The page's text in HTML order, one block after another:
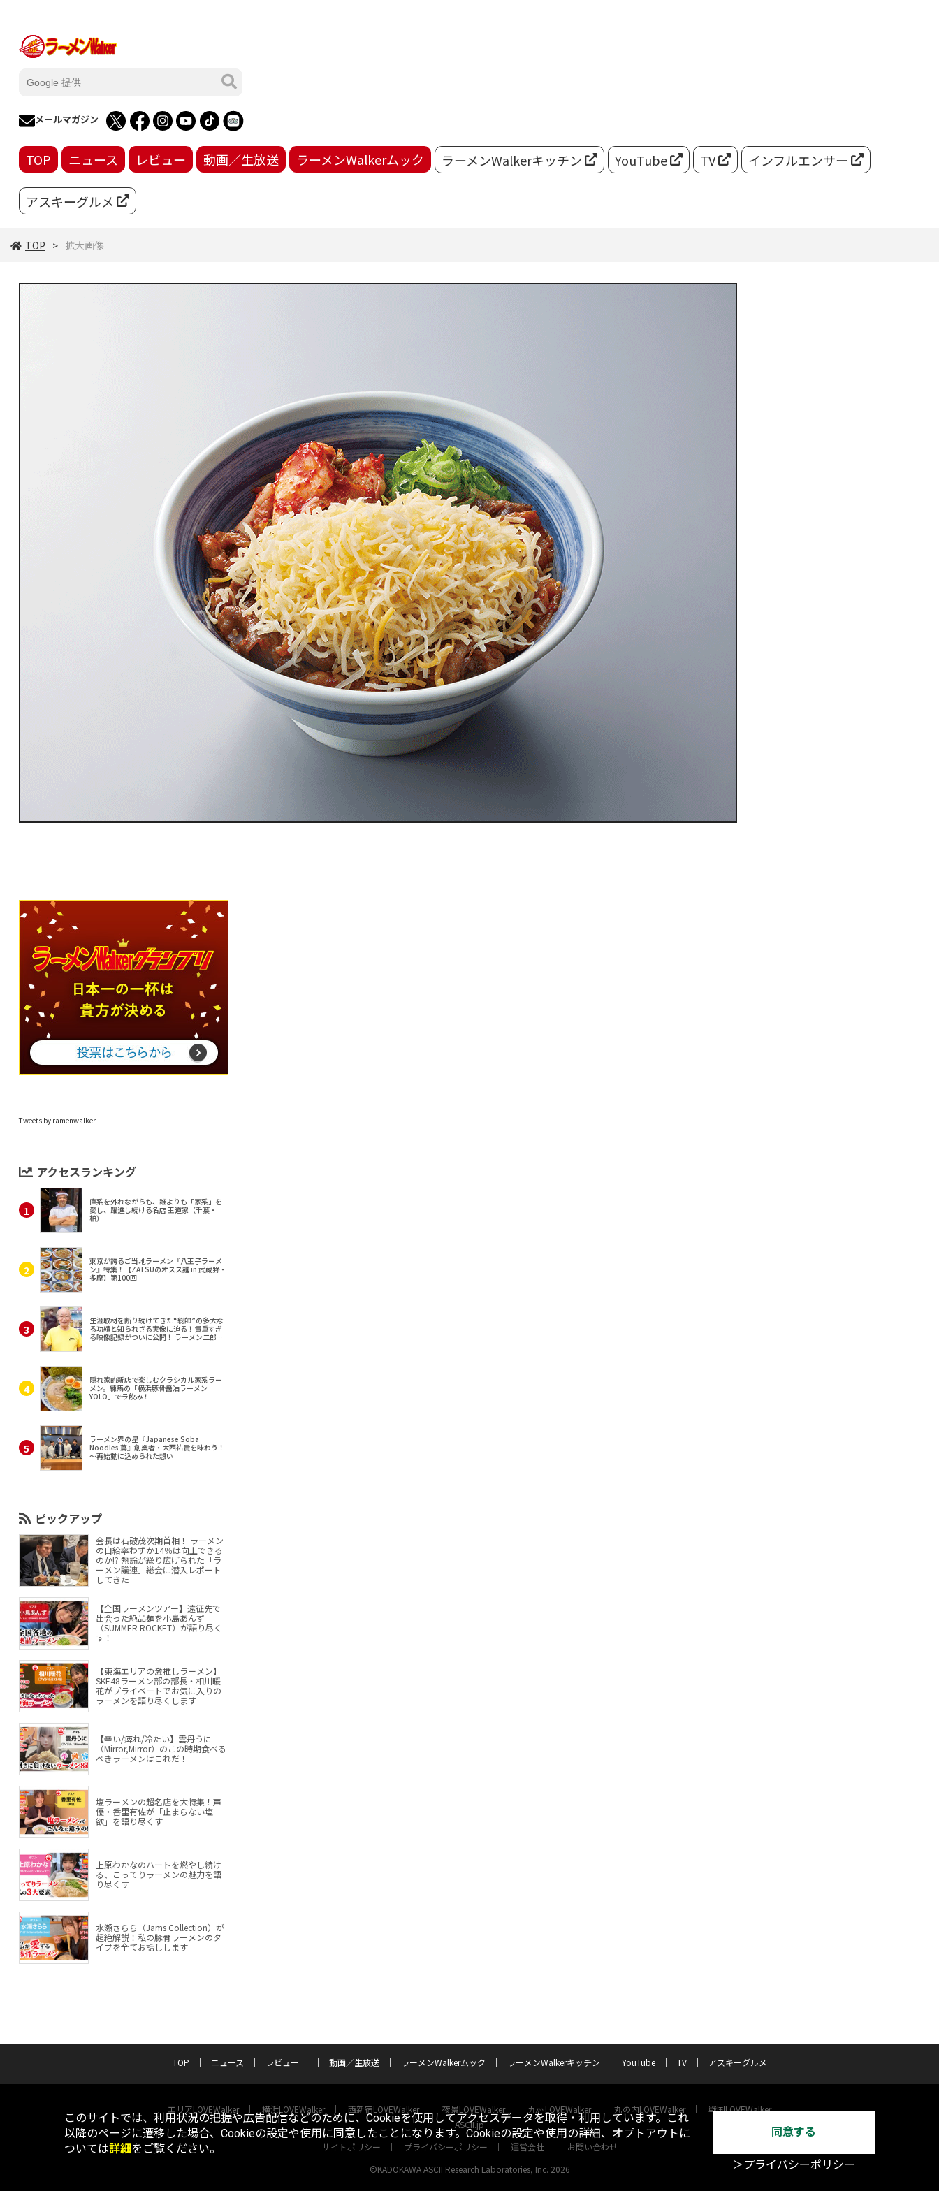
メールマガジン
TOP ニュース レビュー 動画／生放送 ラーメンWalkerムック ラーメンWalkerキッチン YouTube TV インフルエンサー
アスキーグルメ
TOP 拡大画像
Tweets by ramenwalker
アクセスランキング
直系を外れながらも、誰よりも「家系」を
愛し、躍進し続ける名店 王道家（千葉・
柏）
東京が誇るご当地ラーメン『八王子ラーメ
ン』特集！【ZATSUのオスス麺 in 武蔵野・
多摩】第100回
生涯取材を断り続けてきた“総帥”の多大な
る功績と知られざる実像に迫る！貴重すぎ
る映像記録がついに公開！ ラーメン二郎
隠れ家的新店で楽しむクラシカル家系ラー
メン。練馬の「横浜豚骨醤油ラーメン
YOLO」でラ飲み！
ラーメン界の星『Japanese Soba
Noodles 蔦』創業者・大西祐貴を味わう！
～再始動に込められた想い
ピックアップ
会長は石破茂次期首相！ ラーメン
の自給率わずか14％は向上できる
のか!? 熱論が繰り広げられた「ラ
ーメン議連」総会に潜入レポート
してきた
【全国ラーメンツアー】遠征先で
出会った絶品麺を小島あんず
（SUMMER ROCKET）が語り尽く
す！
【東海エリアの激推しラーメン】
SKE48ラーメン部の部長・相川暖
花がプライベートでお気に入りの
ラーメンを語り尽くします
【辛い/痺れ/冷たい】雲丹うに
（Mirror,Mirror）のこの時期食べる
べきラーメンはこれだ！
塩ラーメンの超名店を大特集！声
優・香里有佐が「止まらない塩
欲」を語り尽くす
上原わかなのハートを燃やし続け
る、こってりラーメンの魅力を語
り尽くす
水瀬さらら（Jams Collection）が
超絶解説！私の豚骨ラーメンのタ
イプを全てお話しします
TOP ニュース レビュー 動画／生放送 ラーメンWalkerムック ラーメンWalkerキッチン YouTube TV アスキーグルメ
エリアLOVEWalker 横浜LOVEWalker 西新宿LOVEWalker 夜景LOVEWalker 九州LOVEWalker 丸の内LOVEWalker
戦国LOVEWalker
ASCII.jp
サイトポリシー
プライバシーポリシー 運営会社
お問い合わせ
©KADOKAWA ASCII Research Laboratories, Inc. 2026
このサイトでは、利用状況の把握や広告配信などのために、Cookieを使用してアクセスデータを取得・利用しています。これ
以降のページに遷移した場合、Cookieの設定や使用に同意したことになります。Cookieの設定や使用の詳細、オプトアウトに
ついては詳細をご覧ください。
同意する
＞プライバシーポリシー